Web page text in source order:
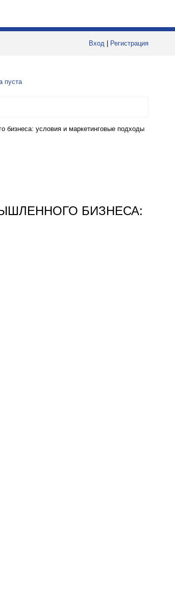
Вход Регистрация
пуста
бизнеса: условия и маркетинговые подходы
БИЗНЕСА: